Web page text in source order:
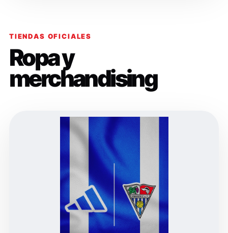
TIENDAS OFICIALES
Ropa y
merchandising